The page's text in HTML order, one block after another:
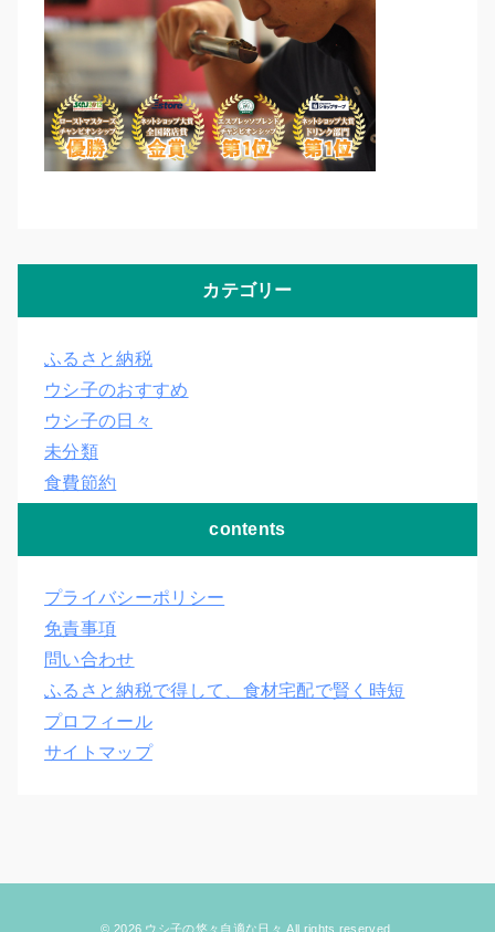
カテゴリー
ふるさと納税
ウシ子のおすすめ
ウシ子の日々
未分類
食費節約
contents
プライバシーポリシー
免責事項
問い合わせ
ふるさと納税で得して、食材宅配で賢く時短
プロフィール
サイトマップ
© 2026 ウシ子の悠々自適な日々 All rights reserved.